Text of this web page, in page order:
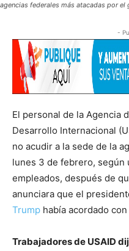
agencias federales más atacadas por el
-
El personal de la Agencia
Desarrollo Internacional
no acudir a la sede de la
lunes 3 de febrero, según
empleados, después de
anunciara que el
Trump había acordado
Trabajadores de USAID